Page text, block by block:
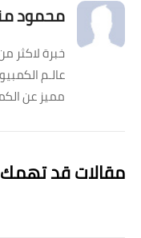
محمود
عالـم
مميز عن
مقالات قد تهمك